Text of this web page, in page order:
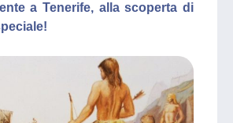
a Tenerife, alla scoperta di